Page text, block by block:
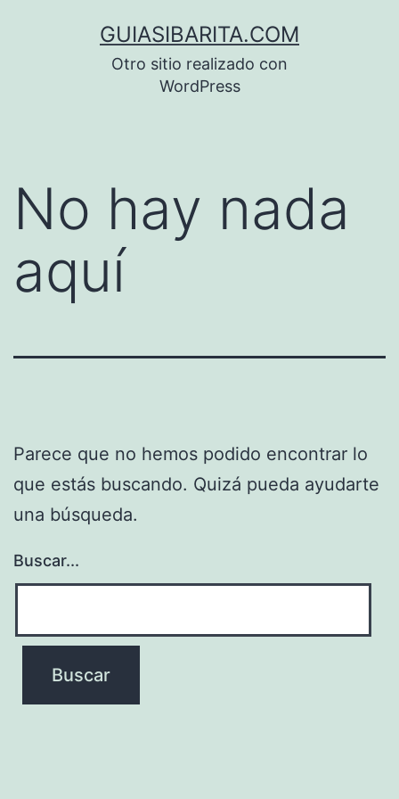
GUIASIBARITA.COM
Otro sitio realizado con
WordPress
No hay nada
aquí
Parece que no hemos podido encontrar lo
que estás buscando. Quizá pueda ayudarte
una búsqueda.
Buscar...